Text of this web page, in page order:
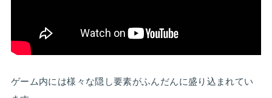
ゲーム内には様々な隠し要素がふんだんに盛り込まれてい